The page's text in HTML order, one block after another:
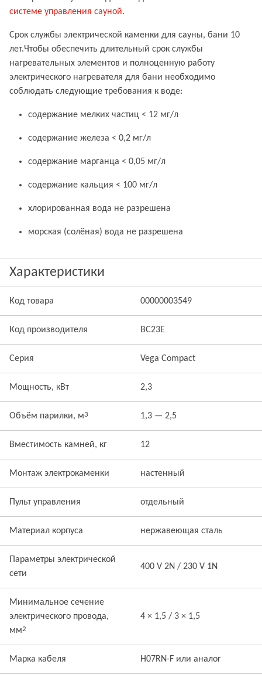
системе управления сауной.
Срок службы электрической каменки для сауны, бани 10
лет.Чтобы обеспечить длительный срок службы
нагревательных элементов и полноценную работу
электрического нагревателя для бани необходимо
соблюдать следующие требования к воде:
содержание мелких частиц < 12 мг/л
содержание железа < 0,2 мг/л
содержание марганца < 0,05 мг/л
содержание кальция < 100 мг/л
хлорированная вода не разрешена
морская (солёная) вода не разрешена
Характеристики
Код товара 00000003549
Код производителя BC23E
Серия Vega Compact
Мощность, кВт 2,3
Объём парилки, м3 1,3 — 2,5
Вместимость камней, кг 12
Монтаж электрокаменки настенный
Пульт управления отдельный
Материал корпуса нержавеющая сталь
Параметры электрической
сети
400 V 2N / 230 V 1N
Минимальное сечение
электрического провода,
мм2
4 × 1,5 / 3 × 1,5
Марка кабеля H07RN-F или аналог